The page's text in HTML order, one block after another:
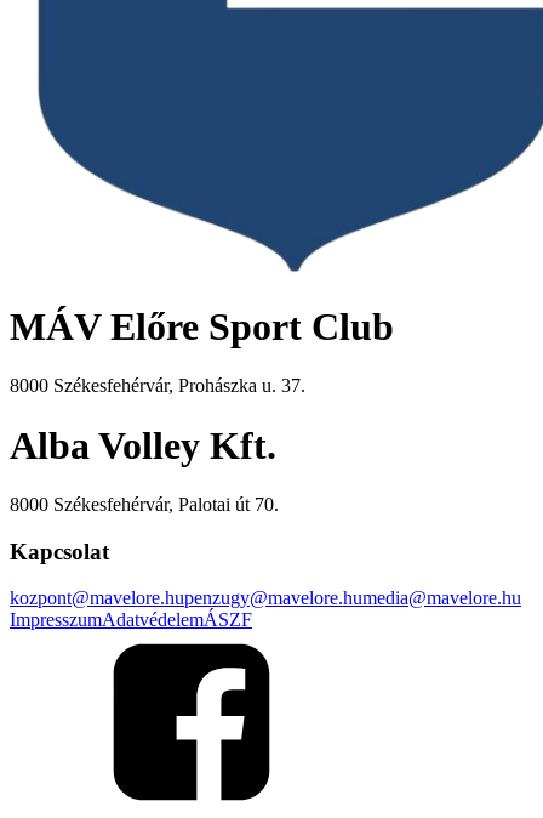
MÁV Előre Sport Club
8000 Székesfehérvár, Prohászka u. 37.
Alba Volley Kft.
8000 Székesfehérvár, Palotai út 70.
Kapcsolat
kozpont@mavelore.hupenzugy@mavelore.humedia@mavelore.hu
ImpresszumAdatvédelemÁSZF